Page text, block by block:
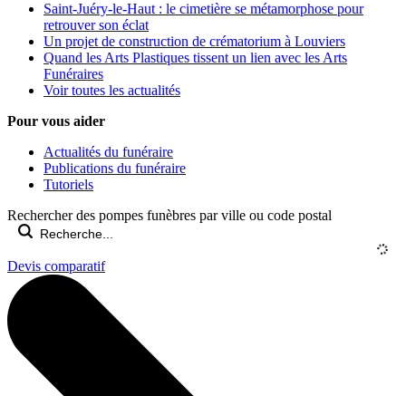
Saint-Juéry-le-Haut : le cimetière se métamorphose pour
retrouver son éclat
Un projet de construction de crématorium à Louviers
Quand les Arts Plastiques tissent un lien avec les Arts
Funéraires
Voir toutes les actualités
Pour vous aider
Actualités du funéraire
Publications du funéraire
Tutoriels
Rechercher des pompes funèbres par ville ou code postal
Devis comparatif